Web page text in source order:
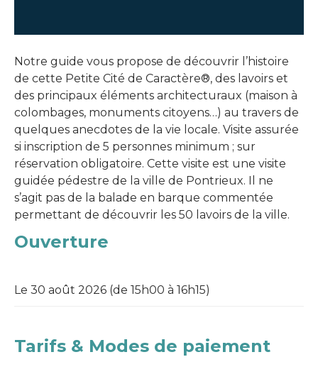
Notre guide vous propose de découvrir l’histoire
de cette Petite Cité de Caractère®, des lavoirs et
des principaux éléments architecturaux (maison à
colombages, monuments citoyens…) au travers de
quelques anecdotes de la vie locale. Visite assurée
si inscription de 5 personnes minimum ; sur
réservation obligatoire. Cette visite est une visite
guidée pédestre de la ville de Pontrieux. Il ne
s’agit pas de la balade en barque commentée
permettant de découvrir les 50 lavoirs de la ville.
Ouverture
Le 30 août 2026 (de 15h00 à 16h15)
Tarifs & Modes de paiement